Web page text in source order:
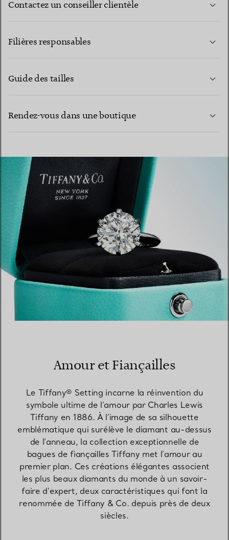
Contactez un conseiller clientèle
Filières responsables
Guide des tailles
Rendez-vous dans une boutique
TROUVEZ LA BOUTIQUE LA PLUS PROCHE
Amour et Fiançailles
Le Tiffany® Setting incarne la réinvention du
symbole ultime de l’amour par Charles Lewis
Tiffany en 1886. À l’image de sa silhouette
emblématique qui surélève le diamant au-dessus
de l’anneau, la collection exceptionnelle de
bagues de fiançailles Tiffany met l’amour au
premier plan. Ces créations élégantes associent
les plus beaux diamants du monde à un savoir-
faire d’expert, deux caractéristiques qui font la
renommée de Tiffany & Co. depuis près de deux
siècles.